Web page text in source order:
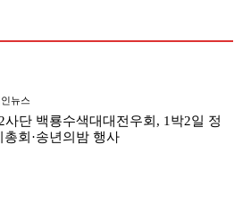
뉴스
사단 백룡수색대대전우회, 1박2일 정
총회·송년의밤 행사